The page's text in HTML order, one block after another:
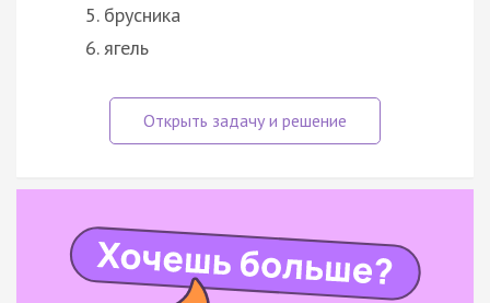
брусника
ягель